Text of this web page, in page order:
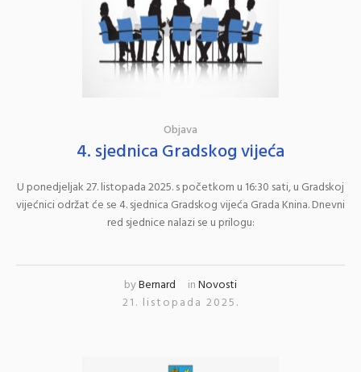
Objava
4. sjednica Gradskog vijeća
U ponedjeljak 27. listopada 2025. s početkom u 16:30 sati, u Gradskoj
vijećnici održat će se 4. sjednica Gradskog vijeća Grada Knina. Dnevni
red sjednice nalazi se u prilogu:
byBernard inNovosti
21. listopada 2025.